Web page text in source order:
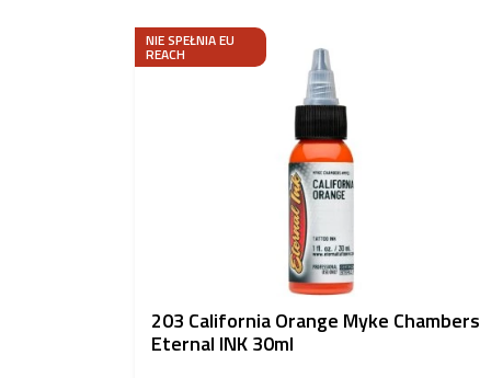
NIE SPEŁNIA EU
REACH
203 California Orange Myke Chambers
Eternal INK 30ml